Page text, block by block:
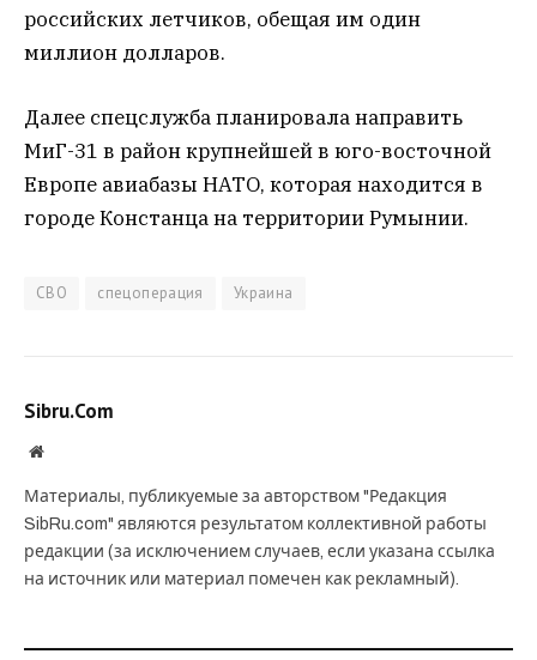
российских летчиков, обещая им один
миллион долларов.
Далее спецслужба планировала направить
МиГ-31 в район крупнейшей в юго-восточной
Европе авиабазы НАТО, которая находится в
городе Констанца на территории Румынии.
СВО спецоперация Украина
Sibru.Com
Website
Материалы, публикуемые за авторством "Редакция
SibRu.com" являются результатом коллективной работы
редакции (за исключением случаев, если указана ссылка
на источник или материал помечен как рекламный).